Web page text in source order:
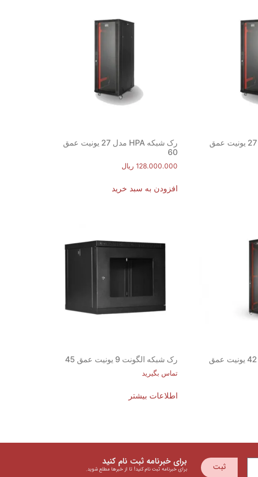
رک شبکه HPA مدل 27 یونیت عمق
رک شبکه HPA مدل 27 یونیت عمق
60
128.000.000 ریال
افزودن به سبد خرید
رک شبکه HPA مدل 42 یونیت عمق
رک شبکه الگونت 9 یونیت عمق 45
تماس بگیرید
اطلاعات بیشتر
ثبت برای خبرنامه ثبت نام کنید
برای خبرنامه ثبت نام کنید! تا از خبرها مطلع شوید.